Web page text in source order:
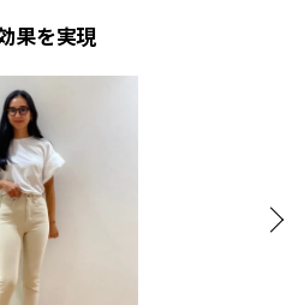
果を実現